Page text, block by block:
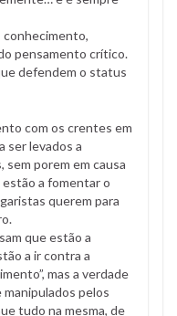
conhecimento,
pensamento crítico.
defendem o status
com os crentes em
ser levados a
sem porem em causa
a fomentar o
querem para
que estão a
a ir contra a
mas a verdade
pelos
tudo na mesma, de